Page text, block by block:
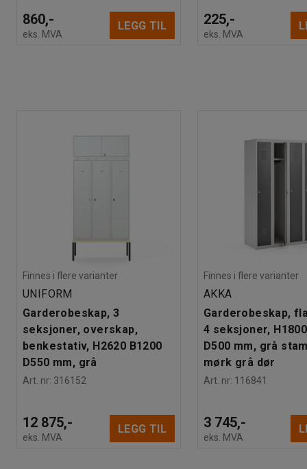
860,-
eks. MVA
LEGG TIL 225,-
eks. MVA
Finnes i flere varianter
UNIFORM
Garderobeskap, 3
seksjoner, overskap,
benkestativ, H2620 B1200
D550 mm, grå
Art. nr: 316152
12 875,-
eks. MVA
LEGG TIL
Finnes i flere varianter
AKKA
Garderobeskap,
4 seksjoner,
D500 mm, grå
mørk grå dør
Art. nr: 116841
3 745,-
eks. MVA